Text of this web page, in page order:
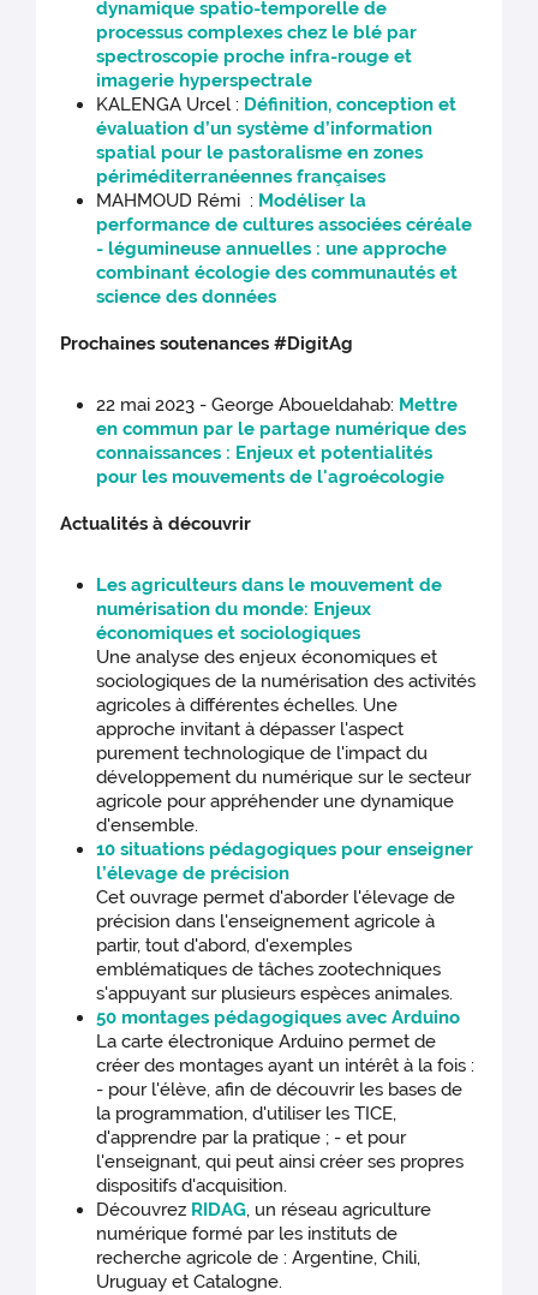
dynamique spatio-temporelle de
processus complexes chez le blé par
spectroscopie proche infra-rouge et
imagerie hyperspectrale
KALENGA Urcel : Définition, conception et
évaluation d’un système d’information
spatial pour le pastoralisme en zones
périméditerranéennes françaises
MAHMOUD Rémi : Modéliser la
performance de cultures associées céréale
- légumineuse annuelles : une approche
combinant écologie des communautés et
science des données
Prochaines soutenances #DigitAg
22 mai 2023 - George Aboueldahab: Mettre
en commun par le partage numérique des
connaissances : Enjeux et potentialités
pour les mouvements de l'agroécologie
Actualités à découvrir
Les agriculteurs dans le mouvement de
numérisation du monde: Enjeux
économiques et sociologiques
Une analyse des enjeux économiques et
sociologiques de la numérisation des activités
agricoles à différentes échelles. Une
approche invitant à dépasser l'aspect
purement technologique de l'impact du
développement du numérique sur le secteur
agricole pour appréhender une dynamique
d'ensemble.
10 situations pédagogiques pour enseigner
l’élevage de précision
Cet ouvrage permet d'aborder l'élevage de
précision dans l'enseignement agricole à
partir, tout d'abord, d'exemples
emblématiques de tâches zootechniques
s'appuyant sur plusieurs espèces animales.
50 montages pédagogiques avec Arduino
La carte électronique Arduino permet de
créer des montages ayant un intérêt à la fois :
- pour l'élève, afin de découvrir les bases de
la programmation, d'utiliser les TICE,
d'apprendre par la pratique ; - et pour
l'enseignant, qui peut ainsi créer ses propres
dispositifs d'acquisition.
Découvrez RIDAG, un réseau agriculture
numérique formé par les instituts de
recherche agricole de : Argentine, Chili,
Uruguay et Catalogne.